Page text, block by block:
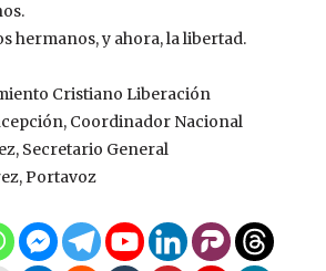
hermanos, y ahora, la libertad.
Cristiano Liberación
Coordinador Nacional
Secretario General
Portavoz